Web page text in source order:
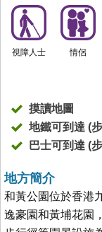
視障人士 情侶
摸讀地圖
地鐵可到達 (
巴士可到達 (
地方簡介
和黃公園位於香港
逸豪園和黃埔花園